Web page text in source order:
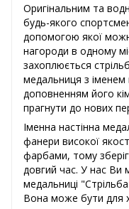
Оригінальним та
будь-якого
допомогою якої
нагороди в одному
захоплюється
медальниця з
доповненням його
прагнути до нових
Іменна настінна
фанери високої
фарбами, тому
довгий час. У нас
медальниці
Вона може бути для